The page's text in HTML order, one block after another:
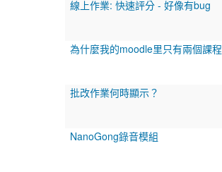
線上作業: 快速評分 - 好像有bug
為什麼我的moodle里只有兩個課程
批改作業何時顯示？
NanoGong錄音模組